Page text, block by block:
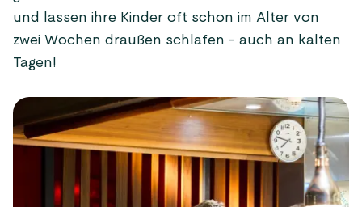
und lassen ihre Kinder oft schon im Alter von
zwei Wochen draußen schlafen - auch an kalten
Tagen!